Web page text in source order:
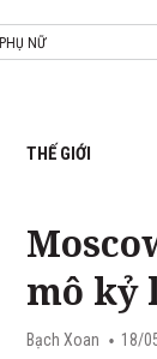
PHỤ NỮ
THẾ GIỚI
mô kỷ
Bạch Xoan 18/